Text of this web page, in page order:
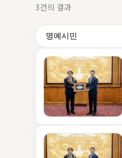
3건의 결과
검색어